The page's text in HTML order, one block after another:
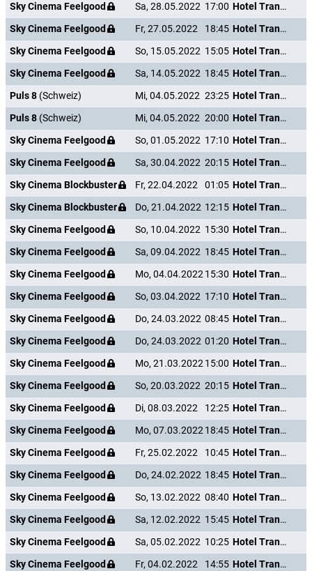
Sky Cinema Feelgood
Sa, 28.05.2022 17:00
Hotel Transsilvanien 2
Sky Cinema Feelgood
Fr, 27.05.2022 18:45
Hotel Transsilvanien 2
Sky Cinema Feelgood
So, 15.05.2022 15:05
Hotel Transsilvanien 2
Sky Cinema Feelgood
Sa, 14.05.2022 18:45
Hotel Transsilvanien 2
Puls 8 (Schweiz) Mi, 04.05.2022 23:25
Hotel Transsilvanien 2
Puls 8 (Schweiz) Mi, 04.05.2022 20:00
Hotel Transsilvanien 2
Sky Cinema Feelgood
So, 01.05.2022 17:10
Hotel Transsilvanien 2
Sky Cinema Feelgood
Sa, 30.04.2022 20:15
Hotel Transsilvanien 2
Sky Cinema Blockbuster
Fr, 22.04.2022 01:05
Hotel Transsilvanien 2
Sky Cinema Blockbuster
Do, 21.04.2022 12:15
Hotel Transsilvanien 2
Sky Cinema Feelgood
So, 10.04.2022 15:30
Hotel Transsilvanien 2
Sky Cinema Feelgood
Sa, 09.04.2022 18:45
Hotel Transsilvanien 2
Sky Cinema Feelgood
Mo, 04.04.202215:30
Hotel Transsilvanien 2
Sky Cinema Feelgood
So, 03.04.2022 17:10
Hotel Transsilvanien 2
Sky Cinema Feelgood
Do, 24.03.2022 08:45
Hotel Transsilvanien 2
Sky Cinema Feelgood
Do, 24.03.2022 01:20
Hotel Transsilvanien 2
Sky Cinema Feelgood
Mo, 21.03.202215:00
Hotel Transsilvanien 2
Sky Cinema Feelgood
So, 20.03.2022 20:15
Hotel Transsilvanien 2
Sky Cinema Feelgood
Di, 08.03.2022 12:25
Hotel Transsilvanien 2
Sky Cinema Feelgood
Mo, 07.03.202218:45
Hotel Transsilvanien 2
Sky Cinema Feelgood
Fr, 25.02.2022 10:45
Hotel Transsilvanien 2
Sky Cinema Feelgood
Do, 24.02.2022 18:45
Hotel Transsilvanien 2
Sky Cinema Feelgood
So, 13.02.2022 08:40
Hotel Transsilvanien 2
Sky Cinema Feelgood
Sa, 12.02.2022 15:45
Hotel Transsilvanien 2
Sky Cinema Feelgood
Sa, 05.02.2022 10:25
Hotel Transsilvanien 2
Sky Cinema Feelgood
Fr, 04.02.2022 14:55
Hotel Transsilvanien 2